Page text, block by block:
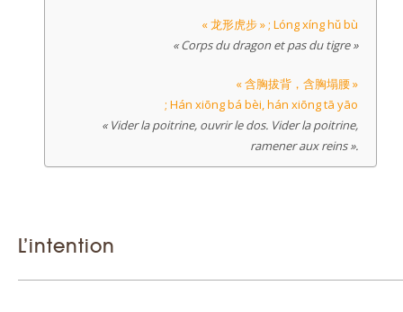
« 龙形虎步 » ; Lóng xíng hǔ bù
« Corps du dragon et pas du tigre »
« 含胸拔背，含胸塌腰 »
; Hán xiōng bá bèi, hán xiōng tā yāo
« Vider la poitrine, ouvrir le dos. Vider la poitrine,
ramener aux reins ».
L’intention